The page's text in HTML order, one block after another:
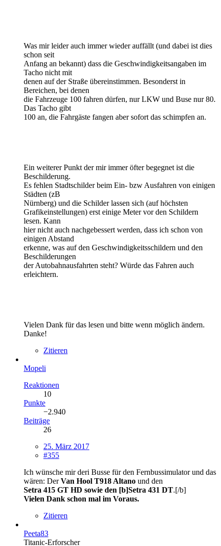
Was mir leider auch immer wieder auffällt (und dabei ist dies
schon seit
Anfang an bekannt) dass die Geschwindigkeitsangaben im
Tacho nicht mit
denen auf der Straße übereinstimmen. Besonderst in
Bereichen, bei denen
die Fahrzeuge 100 fahren dürfen, nur LKW und Buse nur 80.
Das Tacho gibt
100 an, die Fahrgäste fangen aber sofort das schimpfen an.
Ein weiterer Punkt der mir immer öfter begegnet ist die
Beschilderung.
Es fehlen Stadtschilder beim Ein- bzw Ausfahren von einigen
Städten (zB
Nürnberg) und die Schilder lassen sich (auf höchsten
Grafikeinstellungen) erst einige Meter vor den Schildern
lesen. Kann
hier nicht auch nachgebessert werden, dass ich schon von
einigen Abstand
erkenne, was auf den Geschwindigkeitsschildern und den
Beschilderungen
der Autobahnausfahrten steht? Würde das Fahren auch
erleichtern.
Vielen Dank für das lesen und bitte wenn möglich ändern.
Danke!
Zitieren
Mopeli
Reaktionen
10
Punkte
−2.940
Beiträge
26
25. März 2017
#355
Ich wünsche mir deri Busse für den Fernbussimulator und das
wären: DerVan Hool T918 Altano und den
Setra 415 GT HD sowie den [b]Setra 431 DT.[/b]
Vielen Dank schon mal im Voraus.
Zitieren
Peeta83
Titanic-Erforscher